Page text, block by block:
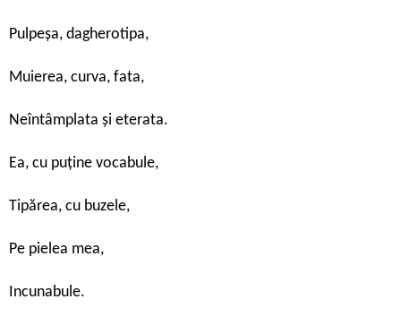
Pulpeșa, dagherotipa,
Muierea, curva, fata,
Neîntâmplata și eterata.
Ea, cu puține vocabule,
Tipărea, cu buzele,
Pe pielea mea,
Incunabule.